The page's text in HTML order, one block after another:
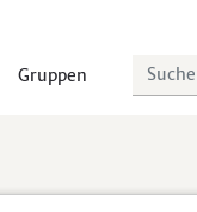
Gruppen